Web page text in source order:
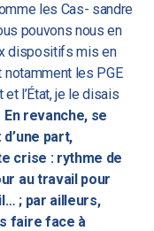
les Cas- sandre
pouvons nous en
dispositifs mis en
les PGE
l’État, je le disais
En revanche, se
part,
crise : rythme de
au travail pour
; par ailleurs,
faire face à